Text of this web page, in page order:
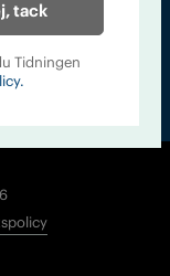
tack
Tidningen